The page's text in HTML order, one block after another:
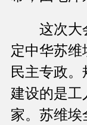
这次大会
定中华苏维
民主专政
建设的是工
家。苏维埃